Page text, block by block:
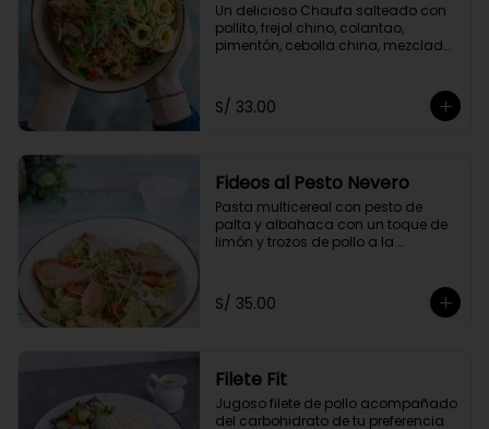
Un delicioso Chaufa salteado con
pollito, frejol chino, colantao,
pimentón, cebolla china, mezclado
tortilla de huevo
S/ 33.00
Fideos al Pesto Nevero
Pasta multicereal con pesto de
palta y albahaca con un toque de
limón y trozos de pollo a la
parmesano.
S/ 35.00
Filete Fit
Jugoso filete de pollo acompañado
del carbohidrato de tu preferencia